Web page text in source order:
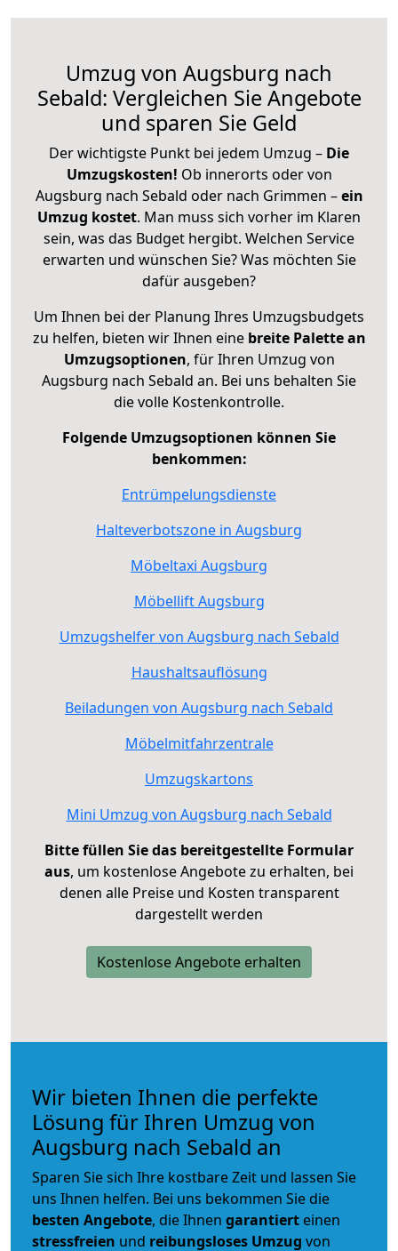
Umzug von Augsburg nach
Sebald: Vergleichen Sie Angebote
und sparen Sie Geld
Der wichtigste Punkt bei jedem Umzug – Die
Umzugskosten! Ob innerorts oder von
Augsburg nach Sebald oder nach Grimmen –ein
Umzug kostet. Man muss sich vorher im Klaren
sein, was das Budget hergibt. Welchen Service
erwarten und wünschen Sie? Was möchten Sie
dafür ausgeben?
Um Ihnen bei der Planung Ihres Umzugsbudgets
zu helfen, bieten wir Ihnen eine breite Palette an
Umzugsoptionen, für Ihren Umzug von
Augsburg nach Sebald an. Bei uns behalten Sie
die volle Kostenkontrolle.
Folgende Umzugsoptionen können Sie
benkommen:
Entrümpelungsdienste
Halteverbotszone in Augsburg
Möbeltaxi Augsburg
Möbellift Augsburg
Umzugshelfer von Augsburg nach Sebald
Haushaltsauflösung
Beiladungen von Augsburg nach Sebald
Möbelmitfahrzentrale
Umzugskartons
Mini Umzug von Augsburg nach Sebald
Bitte füllen Sie das bereitgestellte Formular
aus, um kostenlose Angebote zu erhalten, bei
denen alle Preise und Kosten transparent
dargestellt werden
Kostenlose Angebote erhalten
Wir bieten Ihnen die perfekte
Lösung für Ihren Umzug von
Augsburg nach Sebald an
Sparen Sie sich Ihre kostbare Zeit und lassen Sie
uns Ihnen helfen. Bei uns bekommen Sie die
besten Angebote, die Ihnen garantiert einen
stressfreien und reibungsloses Umzug von